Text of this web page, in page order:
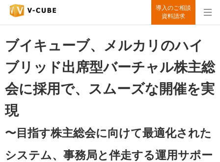
導入のご相談
資料請求
ブイキューブ、メルカリのハイ
ブリッド出席型バーチャル株主総
会に採用で、スムーズな開催を実
現
〜目指す株主総会に向けて最適化された
システム、事務局と伴走する運用サポー